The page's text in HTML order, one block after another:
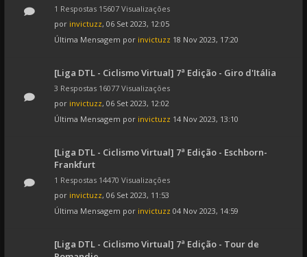
1 Respostas 15607 Visualizações
por invictuzz, 06 Set 2023, 12:05
Última Mensagem por invictuzz 18 Nov 2023, 17:20
[Liga DTL - Ciclismo Virtual] 7ª Edição - Giro d'Itália
3 Respostas 16077 Visualizações
por invictuzz, 06 Set 2023, 12:02
Última Mensagem por invictuzz 14 Nov 2023, 13:10
[Liga DTL - Ciclismo Virtual] 7ª Edição - Eschborn-
Frankfurt
1 Respostas 14470 Visualizações
por invictuzz, 06 Set 2023, 11:53
Última Mensagem por invictuzz 04 Nov 2023, 14:59
[Liga DTL - Ciclismo Virtual] 7ª Edição - Tour de